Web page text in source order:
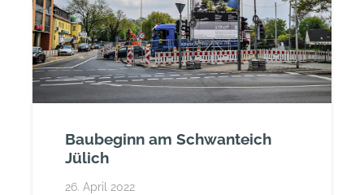
Baubeginn am Schwanteich
Jülich
26. April 2022